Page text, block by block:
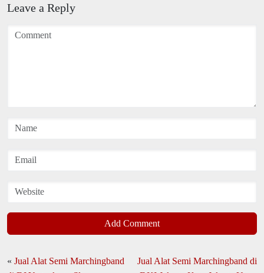
Leave a Reply
Add Comment
« Jual Alat Semi Marchingband
Jual Alat Semi Marchingband di